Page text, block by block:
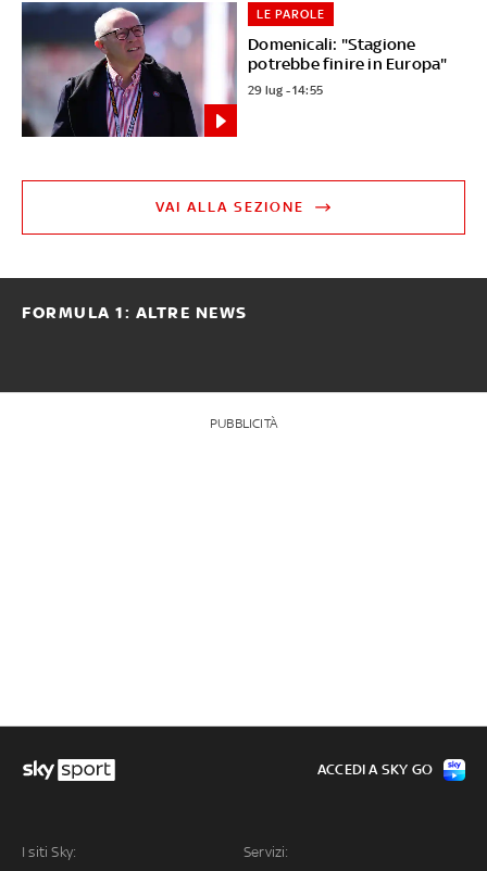
Domenicali: "Stagione
potrebbe finire in Europa"
LE PAROLE
29 lug - 14:55
VAI ALLA SEZIONE
FORMULA 1: ALTRE NEWS
PUBBLICITÀ
I siti Sky: Servizi:
ACCEDI A SKY GO